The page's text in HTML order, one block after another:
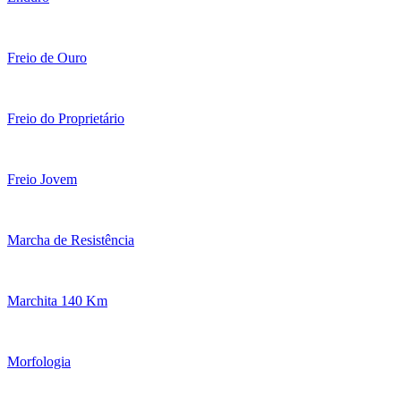
Freio de Ouro
Freio do Proprietário
Freio Jovem
Marcha de Resistência
Marchita 140 Km
Morfologia